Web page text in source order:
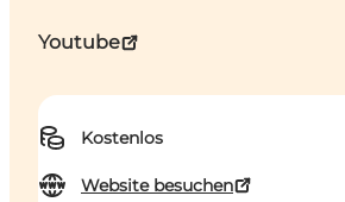
Youtube
Kostenlos
Website besuchen